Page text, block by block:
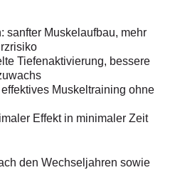
sanfter Muskelaufbau, mehr
Tiefenaktivierung, bessere
Muskeltraining ohne
Effekt in minimaler Zeit
den Wechseljahren sowie